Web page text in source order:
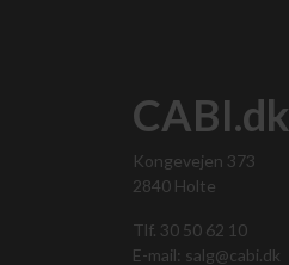
CABI.dk
Kongevejen 373
2840 Holte
Tlf. 30 50 62 10
E-mail: salg@cabi.dk